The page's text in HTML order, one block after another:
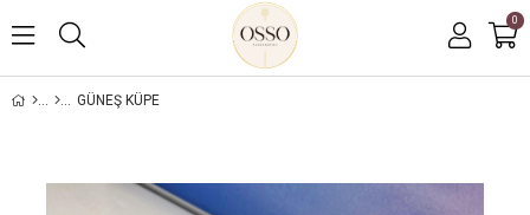
0
GÜNEŞ KÜPE